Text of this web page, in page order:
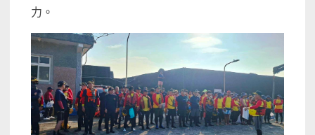
力。